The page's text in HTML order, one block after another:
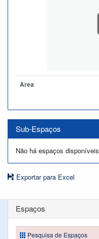
Àrea
Sub-Espaços
Não há espaços disponíveis
Exportar para Excel
Espaços
Pesquisa de Espaços